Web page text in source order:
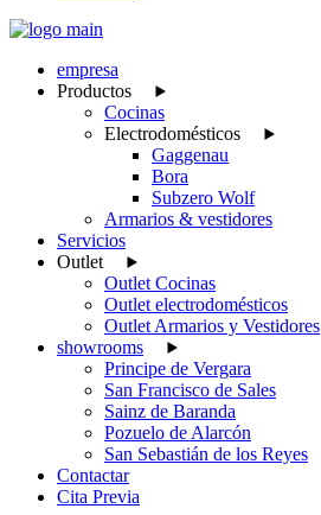
empresa
Productos
Cocinas
Electrodomésticos
Gaggenau
Bora
Subzero Wolf
Armarios & vestidores
Servicios
Outlet
Outlet Cocinas
Outlet electrodomésticos
Outlet Armarios y Vestidores
showrooms
Principe de Vergara
San Francisco de Sales
Sainz de Baranda
Pozuelo de Alarcón
San Sebastián de los Reyes
Contactar
Cita Previa